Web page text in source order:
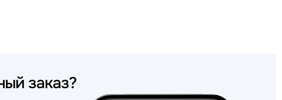
заказ?